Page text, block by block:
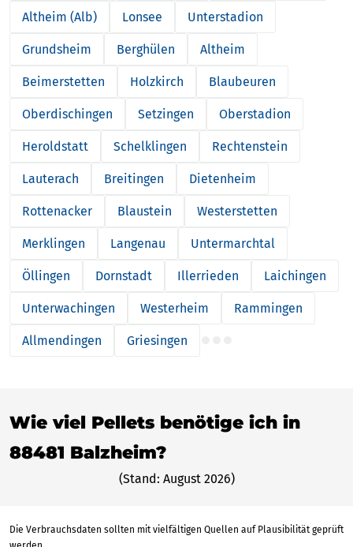
Altheim (Alb) Lonsee Unterstadion
Grundsheim Berghülen Altheim
Beimerstetten Holzkirch Blaubeuren
Oberdischingen Setzingen Oberstadion
Heroldstatt Schelklingen Rechtenstein
Lauterach Breitingen Dietenheim
Rottenacker Blaustein Westerstetten
Merklingen Langenau Untermarchtal
Öllingen Dornstadt Illerrieden Laichingen
Unterwachingen Westerheim Rammingen
Allmendingen Griesingen
Wie viel Pellets benötige ich in
88481 Balzheim?
(Stand: August 2026)
Die Verbrauchsdaten sollten mit vielfältigen Quellen auf Plausibilität geprüft